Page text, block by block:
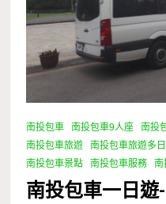
南投包車 南投包車9人座 南投
南投包車旅遊
南投包車旅遊多
南投包車景點
南投包車服務 南
南投包車一日